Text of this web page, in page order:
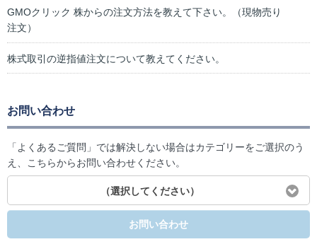
GMOクリック 株からの注文方法を教えて下さい。（現物売り
注文）
株式取引の逆指値注文について教えてください。
お問い合わせ
「よくあるご質問」では解決しない場合はカテゴリーをご選択のう
え、こちらからお問い合わせください。
（選択してください）
お問い合わせ